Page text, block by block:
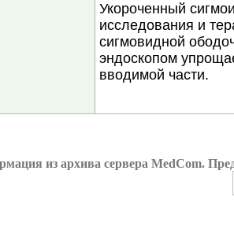
Укороченный
исследования и
сигмовидной
эндоскопом
вводимой части.
из архива сервера MedCom.